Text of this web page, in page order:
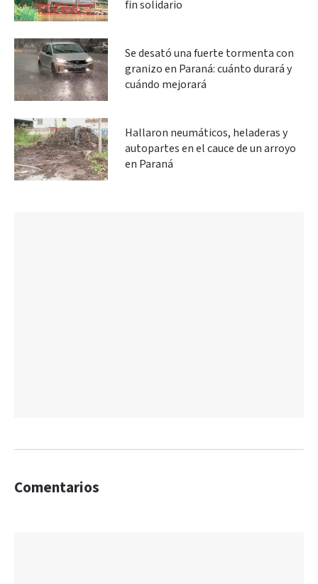
fin solidario
Se desató una fuerte tormenta con
granizo en Paraná: cuánto durará y
cuándo mejorará
Hallaron neumáticos, heladeras y
autopartes en el cauce de un arroyo
en Paraná
Comentarios